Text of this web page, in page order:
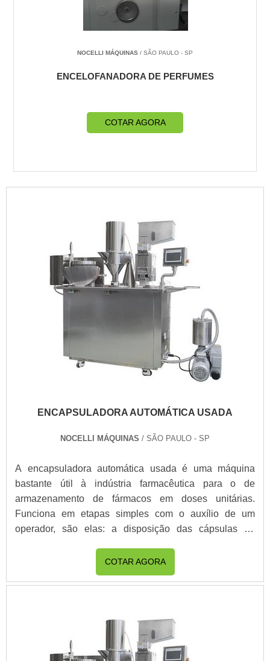
NOCELLI MÁQUINAS / SÃO PAULO - SP
ENCELOFANADORA DE PERFUMES
COTAR AGORA
ENCAPSULADORA AUTOMÁTICA USADA
NOCELLI MÁQUINAS / SÃO PAULO - SP
A encapsuladora automática usada é uma máquina
bastante útil à indústria farmacêutica para o de
armazenamento de fármacos em doses unitárias.
Funciona em etapas simples com o auxílio de um
operador, são elas: a disposição das cápsulas no
fechamento adequado.MAIS INFORMAÇÕES SOBRE
A FINALIDADE DO PRODUTOO produto tem a
finalidade de encapsular pós e grãos como
COTAR AGORA